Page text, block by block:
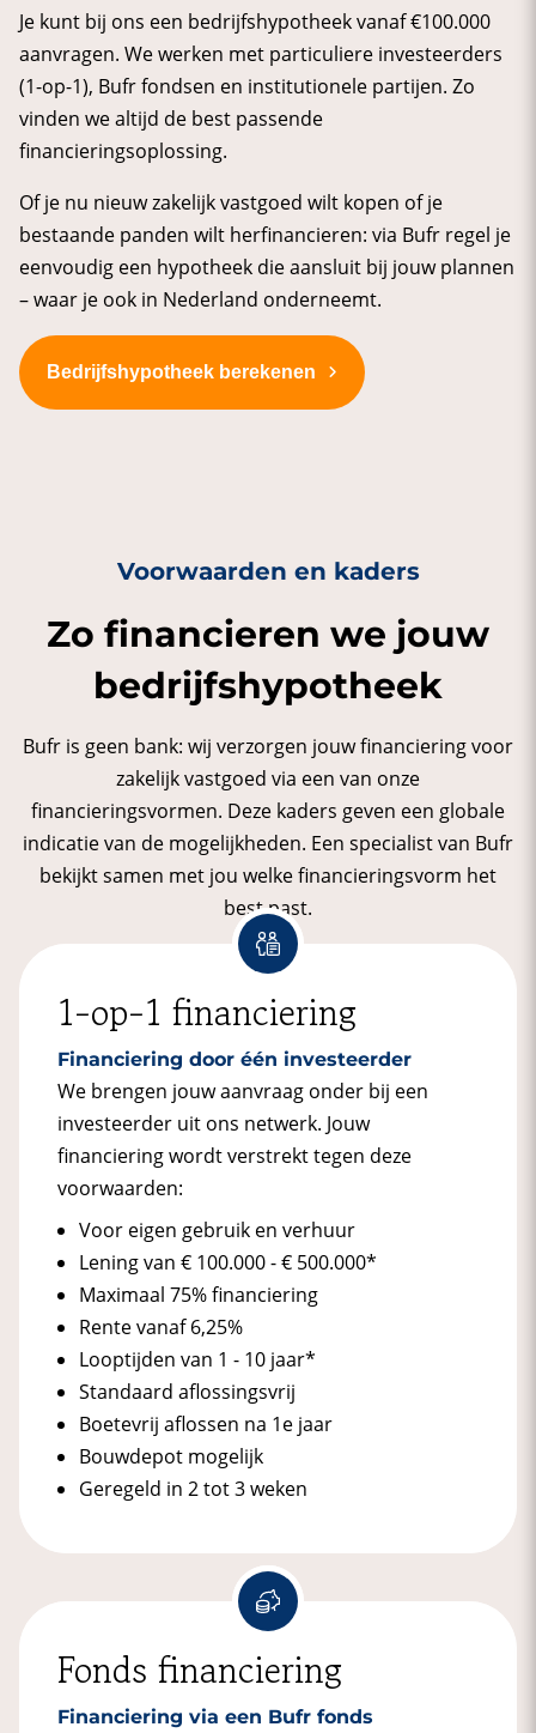
Je kunt bij ons een bedrijfshypotheek vanaf €100.000
aanvragen. We werken met particuliere investeerders
(1-op-1), Bufr fondsen en institutionele partijen. Zo
vinden we altijd de best passende
financieringsoplossing.
Of je nu nieuw zakelijk vastgoed wilt kopen of je
bestaande panden wilt herfinancieren: via Bufr regel je
eenvoudig een hypotheek die aansluit bij jouw plannen
– waar je ook in Nederland onderneemt.
Bedrijfshypotheek berekenen
Voorwaarden en kaders
Zo financieren we jouw
bedrijfshypotheek
Bufr is geen bank: wij verzorgen jouw financiering voor
zakelijk vastgoed via een van onze
financieringsvormen. Deze kaders geven een globale
indicatie van de mogelijkheden. Een specialist van Bufr
bekijkt samen met jou welke financieringsvorm het
best past.
1-op-1 financiering
Financiering door één investeerder
We brengen jouw aanvraag onder bij een
investeerder uit ons netwerk. Jouw
financiering wordt verstrekt tegen deze
voorwaarden:
Voor eigen gebruik en verhuur
Lening van € 100.000 - € 500.000*
Maximaal 75% financiering
Rente vanaf 6,25%
Looptijden van 1 - 10 jaar*
Standaard aflossingsvrij
Boetevrij aflossen na 1e jaar
Bouwdepot mogelijk
Geregeld in 2 tot 3 weken
Fonds financiering
Financiering via een Bufr fonds